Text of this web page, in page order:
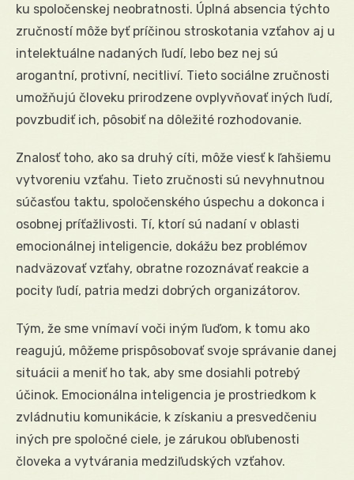
ku spoločenskej neobratnosti. Úplná absencia týchto
zručností môže byť príčinou stroskotania vzťahov aj u
intelektuálne nadaných ľudí, lebo bez nej sú
arogantní, protivní, necitliví. Tieto sociálne zručnosti
umožňujú človeku prirodzene ovplyvňovať iných ľudí,
povzbudiť ich, pôsobiť na dôležité rozhodovanie.
Znalosť toho, ako sa druhý cíti, môže viesť k ľahšiemu
vytvoreniu vzťahu. Tieto zručnosti sú nevyhnutnou
súčasťou taktu, spoločenského úspechu a dokonca i
osobnej príťažlivosti. Tí, ktorí sú nadaní v oblasti
emocionálnej inteligencie, dokážu bez problémov
nadväzovať vzťahy, obratne rozoznávať reakcie a
pocity ľudí, patria medzi dobrých organizátorov.
Tým, že sme vnímaví voči iným ľuďom, k tomu ako
reagujú, môžeme prispôsobovať svoje správanie danej
situácii a meniť ho tak, aby sme dosiahli potrebý
účinok. Emocionálna inteligencia je prostriedkom k
zvládnutiu komunikácie, k získaniu a presvedčeniu
iných pre spoločné ciele, je zárukou obľubenosti
človeka a vytvárania medziľudských vzťahov.